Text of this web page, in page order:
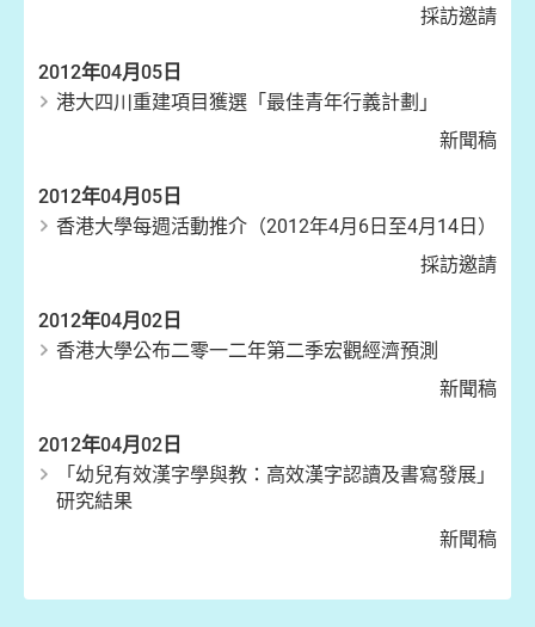
採訪邀請
2012年04月05日
港大四川重建項目獲選「最佳青年行義計劃」
新聞稿
2012年04月05日
香港大學每週活動推介（2012年4月6日至4月14日）
採訪邀請
2012年04月02日
香港大學公布二零一二年第二季宏觀經濟預測
新聞稿
2012年04月02日
「幼兒有效漢字學與教：高效漢字認讀及書寫發展」
研究結果
新聞稿